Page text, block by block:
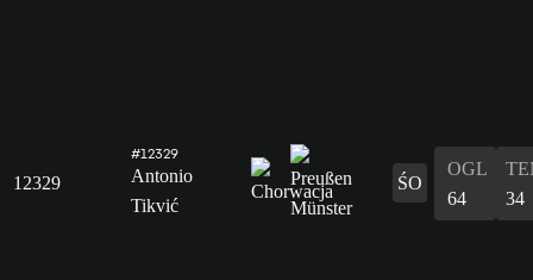
12329
#12329
Antonio
Tikvić
ŚO
OGL
64
34